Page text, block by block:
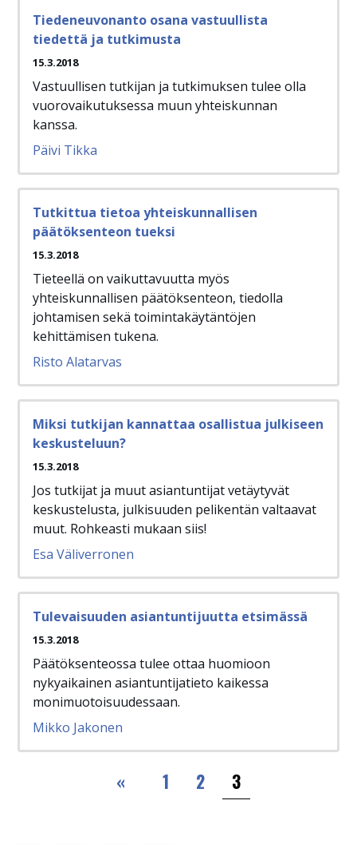
Tiedeneuvonanto osana vastuullista
tiedettä ja tutkimusta
15.3.2018
Vastuullisen tutkijan ja tutkimuksen tulee olla
vuorovaikutuksessa muun yhteiskunnan
kanssa.
Päivi Tikka
Tutkittua tietoa yhteiskunnallisen
päätöksenteon tueksi
15.3.2018
Tieteellä on vaikuttavuutta myös
yhteiskunnallisen päätöksenteon, tiedolla
johtamisen sekä toimintakäytäntöjen
kehittämisen tukena.
Risto Alatarvas
Miksi tutkijan kannattaa osallistua julkiseen
keskusteluun?
15.3.2018
Jos tutkijat ja muut asiantuntijat vetäytyvät
keskustelusta, julkisuuden pelikentän valtaavat
muut. Rohkeasti mukaan siis!
Esa Väliverronen
Tulevaisuuden asiantuntijuutta etsimässä
15.3.2018
Päätöksenteossa tulee ottaa huomioon
nykyaikainen asiantuntijatieto kaikessa
monimuotoisuudessaan.
Mikko Jakonen
« 1 2 3